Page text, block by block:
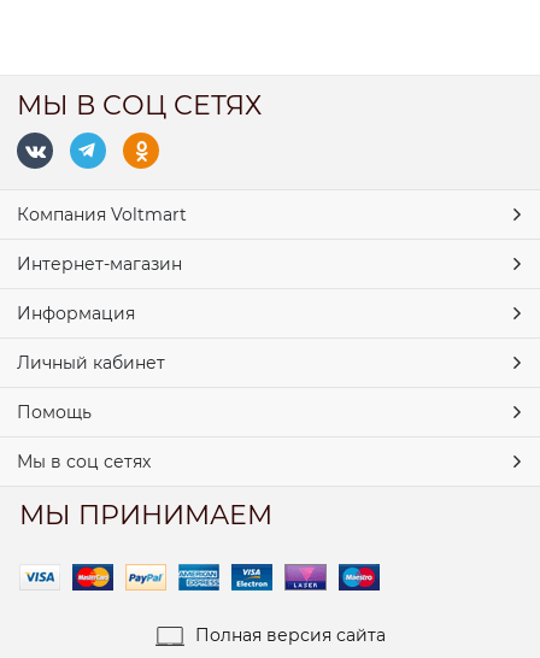
МЫ В СОЦ СЕТЯХ
Компания Voltmart
Интернет-магазин
Информация
Личный кабинет
Помощь
Мы в соц сетях
МЫ ПРИНИМАЕМ
Полная версия сайта